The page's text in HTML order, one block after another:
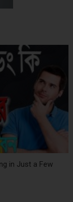
in Just a Few